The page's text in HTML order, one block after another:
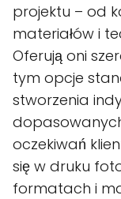
projektu – od
materiałów i
Oferują oni
tym opcje
stworzenia
oczekiwań
się w druku
formatach i